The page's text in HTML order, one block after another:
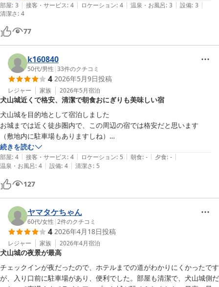
ただ、エアコンや冷蔵庫の音に敏感な人には大変かも。周りが静かだか
らか、結構音が大きかった気がします。
お値打ちに泊めていただいて、有り難く思っています。フロントで幾つ
かの質問についても丁寧な回答をいただきました。
部屋: 3 | 接客・サービス: 4 | ロケーション: 4 | 温泉・お風呂: 3 | 設備: 3 |
清潔さ: 4
77
k160840
50代/男性 |33件のクチコミ
4 2026年5月9日投稿
レジャー 家族 2026年5月宿泊
犬山城近くで格安、清潔で朝食おにぎりも美味しい宿
犬山城を目的地として宿泊しました
お城までは近く徒歩圏内で、この周辺の宿では格安だと思います
（敷地内に駐車場もありますしね）
設備は古いですが清潔にされていて気持ちよく過ごせましたし、有料で
すが朝食のおにぎりも美味しかったです
近所にスーパーやコンビニが無いので先に買い物してから訪問される方
が良いと思います
続きを読む
部屋: 4 | 接客・サービス: 4 | ロケーション: 5 | 朝食: - | 夕食: - |
温泉・お風呂: 4 | 設備: 4 | 清潔さ: 5
127
ヤマタケちゃん
60代/女性 |2件のクチコミ
4 2026年4月18日投稿
レジャー 家族 2026年4月宿泊
犬山城の夜景が最高
チェックインが夜だったので、ホテルまでの道がわかりにくかったです
が、入り口前に駐車場があり、便利でした。部屋も清潔で、犬山城側だ